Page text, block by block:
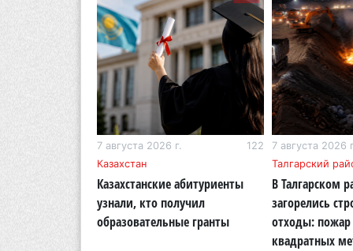
7 августа 2026 г.
122
Казахстан
Казахстанские абитуриенты
узнали, кто получил
образовательные гранты
7 августа 2026
Талгарский
В Талгарском
загорелись
отходы: пожар
квадратных